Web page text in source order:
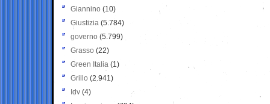
Giannino (10)
Giustizia (5.784)
governo (5.799)
Grasso (22)
Green Italia (1)
Grillo (2.941)
Idv (4)